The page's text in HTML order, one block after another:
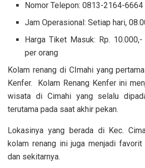
Nomor Telepon:0813-2164-6664
Jam Operasional: Setiap hari,
Harga Tiket Masuk: Rp.
per orang
Kolam renang di CImahi yang
Kenfer. Kolam Renang Kenfer ini
wisata di Cimahi yang selalu
terutama pada saat akhir pekan.
Lokasinya yang berada di Kec.
kolam renang ini juga menjadi favorit
dan sekitarnya.